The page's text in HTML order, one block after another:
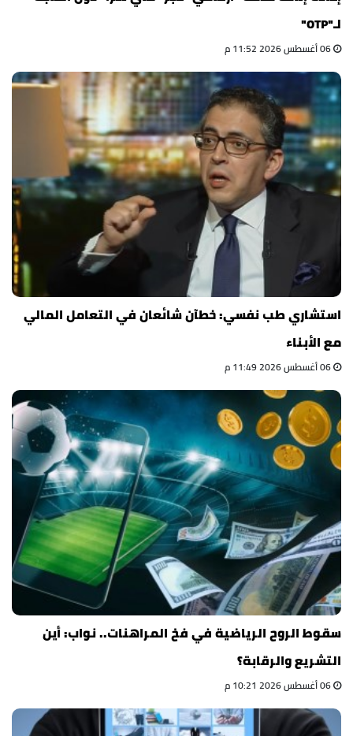
لـ"OTP"
استشاري طب نفسي: خطآن شائعان في التعامل المالي
مع الأبناء
سقوط الروح الرياضية في فخ المراهنات.. نواب: أين
التشريع والرقابة؟